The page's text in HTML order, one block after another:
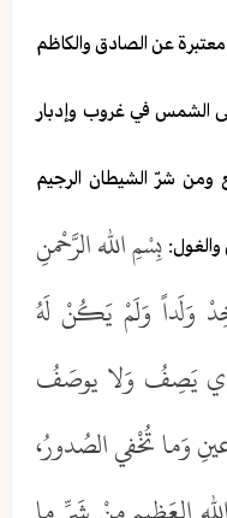
معتبرة عن الصادق والكاظم
الشمس في غروب وإدبار
شرّ الشيطان الرجيم
بِسْمِ الله الرَّحْمنِ
وَلَداً وَلَمْ يَكُنْ لَهُ
يَصِفُ وَلا يوصَفُ
وَما تُخْفي الصُدورُ،